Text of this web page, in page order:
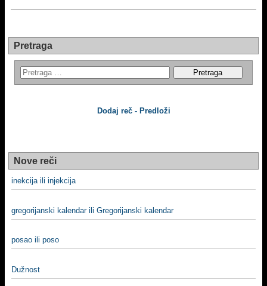
Pretraga
Dodaj reč - Predloži
Nove reči
inekcija ili injekcija
gregorijanski kalendar ili Gregorijanski kalendar
posao ili poso
Dužnost